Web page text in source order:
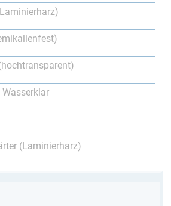
Wasserklar
(Laminierharz)